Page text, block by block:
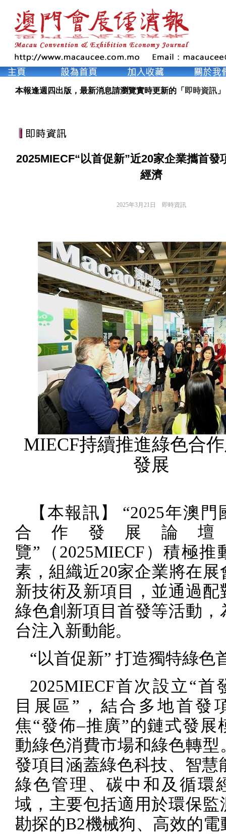
本報逢週四出版，最新消息請瀏覽實時更新的「 即時資訊 」
2025MIECF“以首促新”近20家企業攜首發
經濟
2025年3月21日 即時資訊
MIECF持續推進綠色合
發展
【本報訊】 “2025年澳門
合作發展論壇
覽”（ 2025MIECF ）積極推
素，組織近20家企業將在展
新技術及新項目，並通過配
綠色創新項目首發等活動，
台注入新動能。
“以首促新” 打造獨特綠色
2025MIECF首次設立“首
目展區”，結合多地首發
焦“發佈–推廣”的鏈式發展
動綠色消費市場和綠色轉型
發項目涵蓋綠色科技、智慧
綠色管理、碳中和及循環
域，主要包括適用於環保監
勘探的B2機械狗、高效的電